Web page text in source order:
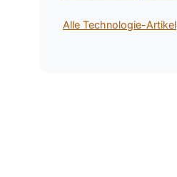
Alle Technologie-Artikel